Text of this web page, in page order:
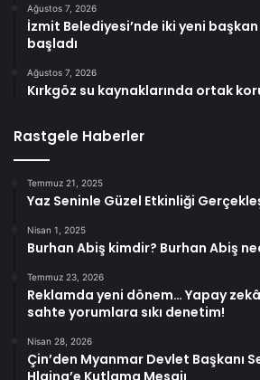
Ağustos 7, 2026
İzmit Belediyesi’nde iki yeni başkan
başladı
Ağustos 7, 2026
Kırkgöz su kaynaklarında ortak
Rastgele Haberler
Temmuz 21, 2025
Yaz Seninle Güzel Etkinliği
Nisan 1, 2025
Burhan Abiş kimdir? Burhan Abiş
Temmuz 23, 2026
Reklamda yeni dönem… Yapay
sahte yorumlara sıkı denetim!
Nisan 28, 2026
Çin’den Myanmar Devlet Başkanı
Hlaing’e Kutlama Mesajı